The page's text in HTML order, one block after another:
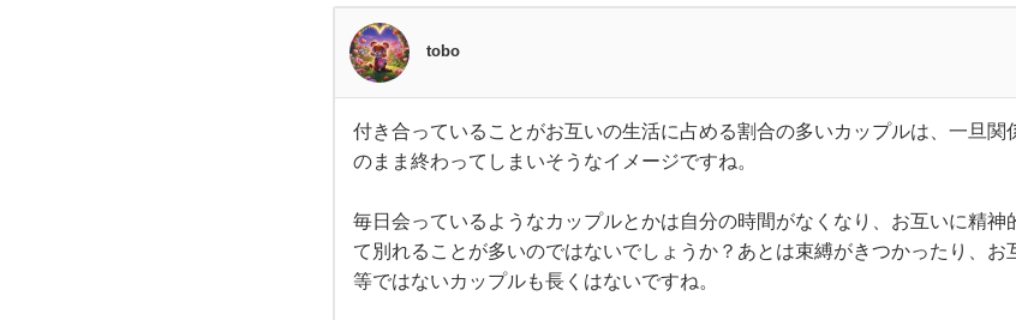
徴を
教え
てく
ださ
い⭐︎
tobo
付き
合っ
とが
お互
いの
生活
付き合っていることがお互いの生活に占める割合の多いカップルは、一旦関
のまま終わってしまいそうなイメージですね。
毎日会っているようなカップルとかは自分の時間がなくなり、お互いに精神
て別れることが多いのではないでしょうか？あとは束縛がきつかったり、お
等ではないカップルも長くはないですね。